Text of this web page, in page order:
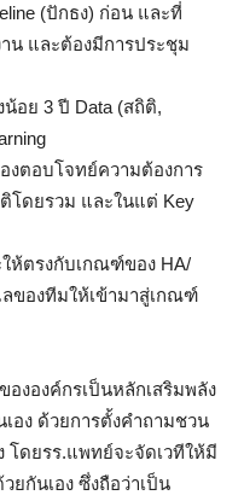
(ปักธง) ก่อน และที่
น และต้องมีการประชุม
อย 3 ปี Data (สถิติ,
งตอบโจทย์ความต้องการ
โดยรวม และในแต่ Key
ห้ตรงกับเกณฑ์ของ HA/
ของทีมให้เข้ามาสู่เกณฑ์
ององค์กรเป็นหลักเสริมพลัง
อง ด้วยการตั้งคำถามชวน
โดยรร.แพทย์จะจัดเวทีให้มี
กันเอง ซึ่งถือว่าเป็น